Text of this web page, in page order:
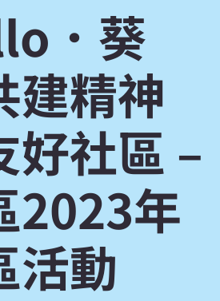
．葵
建精神
好社區 –
2023年
活動